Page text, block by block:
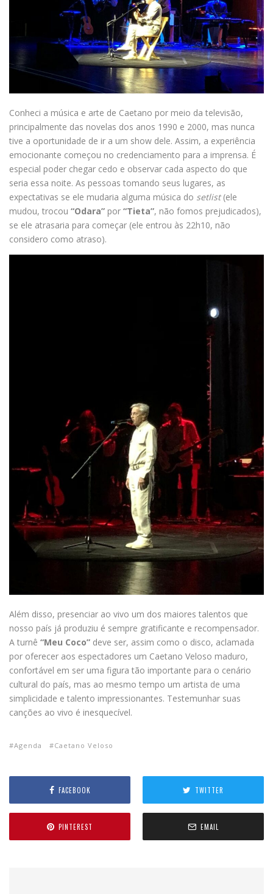
Conheci a música e arte de Caetano por meio da televisão,
principalmente das novelas dos anos 1990 e 2000, mas nunca
tive a oportunidade de ir a um show dele. Assim, a experiência
emocionante começou no credenciamento para a imprensa. É
especial poder chegar cedo e observar cada aspecto do que
seria essa noite. As pessoas tomando seus lugares, as
expectativas se ele mudaria alguma música do setlist(ele
mudou, trocou “Odara” por “Tieta”, não fomos prejudicados),
se ele atrasaria para começar (ele entrou às 22h10, não
considero como atraso).
Além disso, presenciar ao vivo um dos maiores talentos que
nosso país já produziu é sempre gratificante e recompensador.
A turnê “Meu Coco” deve ser, assim como o disco, aclamada
por oferecer aos espectadores um Caetano Veloso maduro,
confortável em ser uma figura tão importante para o cenário
cultural do país, mas ao mesmo tempo um artista de uma
simplicidade e talento impressionantes. Testemunhar suas
canções ao vivo é inesquecível.
Agenda Caetano Veloso
FACEBOOK TWITTER
PINTEREST EMAIL